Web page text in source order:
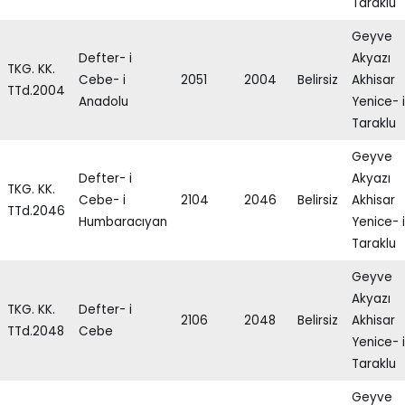
TKG. KK.
TTd.2004
Defter- i
Cebe- i
Anadolu
2051 2004 Belirsiz
Geyve
Akyazı
Akhisar
Yenice- i
Taraklu
TKG. KK.
TTd.2046
Defter- i
Cebe- i
Humbaracıyan
2104 2046 Belirsiz
Geyve
Akyazı
Akhisar
Yenice- i
Taraklu
TKG. KK.
TTd.2048
Defter- i
Cebe
2106 2048 Belirsiz
Geyve
Akyazı
Akhisar
Yenice- i
Taraklu
Geyve